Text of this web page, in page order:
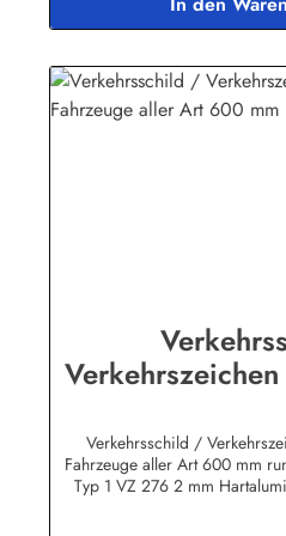
Gütezeichen. Die Stärke des
beträgt 2 mm, die Schilder sind
und lange Lebensdauer
Klar Schilder- und Etikettenfabrik
12 – 1642111
rund
Verkehrsschild /
Fahrzeuge aller Art 600 mm
Typ 1 VZ 276 2 mm